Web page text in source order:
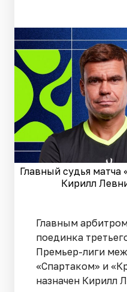
Главный судья матча
Кирилл
Главным
поединка
Премьер-лиги
«Спартаком» и
назначен Кирилл